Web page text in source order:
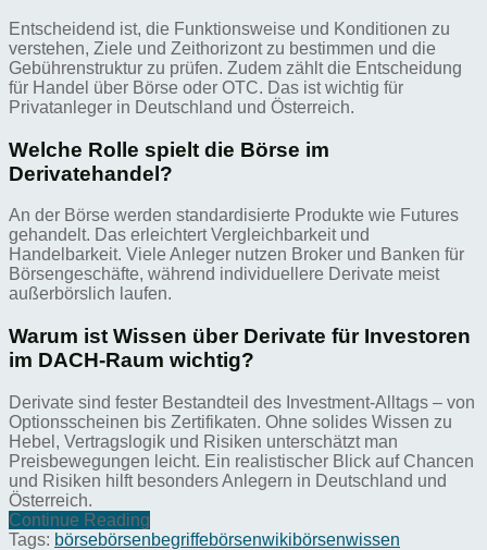
Entscheidend ist, die Funktionsweise und Konditionen zu
verstehen, Ziele und Zeithorizont zu bestimmen und die
Gebührenstruktur zu prüfen. Zudem zählt die Entscheidung
für Handel über Börse oder OTC. Das ist wichtig für
Privatanleger in Deutschland und Österreich.
Welche Rolle spielt die Börse im
Derivatehandel?
An der Börse werden standardisierte Produkte wie Futures
gehandelt. Das erleichtert Vergleichbarkeit und
Handelbarkeit. Viele Anleger nutzen Broker und Banken für
Börsengeschäfte, während individuellere Derivate meist
außerbörslich laufen.
Warum ist Wissen über Derivate für Investoren
im DACH-Raum wichtig?
Derivate sind fester Bestandteil des Investment-Alltags – von
Optionsscheinen bis Zertifikaten. Ohne solides Wissen zu
Hebel, Vertragslogik und Risiken unterschätzt man
Preisbewegungen leicht. Ein realistischer Blick auf Chancen
und Risiken hilft besonders Anlegern in Deutschland und
Österreich.
Continue Reading
Tags: börsebörsenbegriffebörsenwikibörsenwissen